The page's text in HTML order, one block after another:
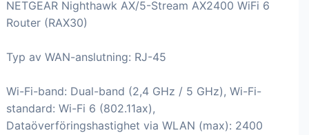
NETGEAR Nighthawk AX/5-Stream AX2400 WiFi 6
Router (RAX30)
Typ av WAN-anslutning: RJ-45
Wi-Fi-band: Dual-band (2,4 GHz / 5 GHz), Wi-Fi-
standard: Wi-Fi 6 (802.11ax),
Dataöverföringshastighet via WLAN (max): 2400